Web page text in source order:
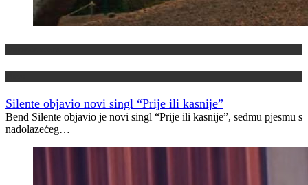
Silente objavio novi singl “Prije ili kasnije”
Bend Silente objavio je novi singl “Prije ili kasnije”, sedmu pjesmu s
nadolazećeg…